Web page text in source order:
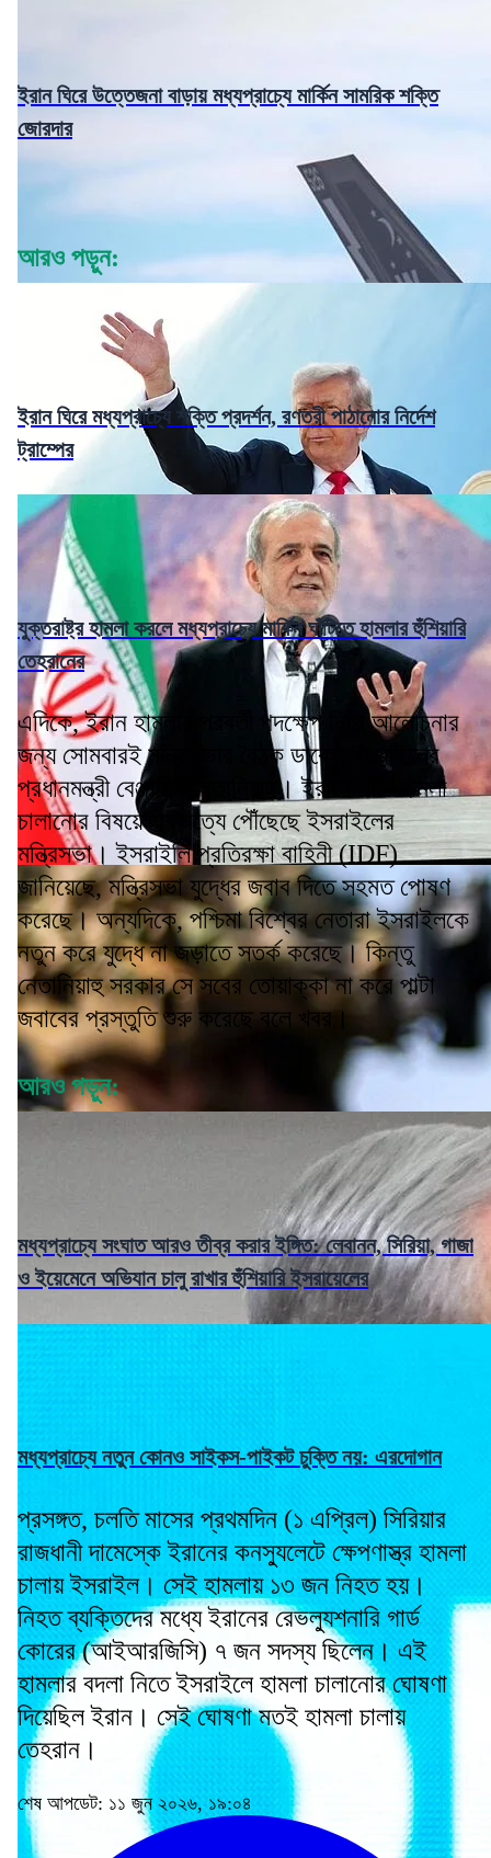
ইরান ঘিরে উত্তেজনা বাড়ায় মধ্যপ্রাচ্যে মার্কিন সামরিক শক্তি
জোরদার
আরও পড়ুন:
ইরান ঘিরে মধ্যপ্রাচ্যে শক্তি প্রদর্শন, রণতরী পাঠানোর নির্দেশ
ট্রাম্পের
যুক্তরাষ্ট্র হামলা করলে মধ্যপ্রাচ্যে মার্কিন ঘাঁটিতে হামলার হুঁশিয়ারি
তেহরানের
এদিকে, ইরান হামলার পরবর্তী পদক্ষেপ নিয়ে আলোচনার
জন্য সোমবারই মন্ত্রিসভার বৈঠক ডাকেন ইসরাইলের
প্রধানমন্ত্রী বেঞ্জামিন নেতানিয়াহু। ইরানে পাল্টা হামলা
চালানোর বিষয়ে ঐকমত্যে পৌঁছেছে ইসরাইলের
মন্ত্রিসভা। ইসরাইলি প্রতিরক্ষা বাহিনী (IDF)
জানিয়েছে, মন্ত্রিসভা যুদ্ধের জবাব দিতে সহমত পোষণ
করেছে। অন্যদিকে, পশ্চিমা বিশ্বের নেতারা ইসরাইলকে
নতুন করে যুদ্ধে না জড়াতে সতর্ক করেছে। কিন্তু
নেতানিয়াহু সরকার সে সবের তোয়াক্কা না করে পাল্টা
জবাবের প্রস্তুতি শুরু করেছে বলে খবর।
আরও পড়ুন:
মধ্যপ্রাচ্যে সংঘাত আরও তীব্র করার ইঙ্গিত: লেবানন, সিরিয়া, গাজা
ও ইয়েমেনে অভিযান চালু রাখার হুঁশিয়ারি ইসরায়েলের
মধ্যপ্রাচ্যে নতুন কোনও সাইকস-পাইকট চুক্তি নয়: এরদোগান
প্রসঙ্গত, চলতি মাসের প্রথমদিন (১ এপ্রিল) সিরিয়ার
রাজধানী দামেস্কে ইরানের কনস্যুলেটে ক্ষেপণাস্ত্র হামলা
চালায় ইসরাইল। সেই হামলায় ১৩ জন নিহত হয়।
নিহত ব্যক্তিদের মধ্যে ইরানের রেভল্যুশনারি গার্ড
কোরের (আইআরজিসি) ৭ জন সদস্য ছিলেন। এই
হামলার বদলা নিতে ইসরাইলে হামলা চালানোর ঘোষণা
দিয়েছিল ইরান। সেই ঘোষণা মতই হামলা চালায়
তেহরান।
শেষ আপডেট: ১১ জুন ২০২৬, ১৯:০৪